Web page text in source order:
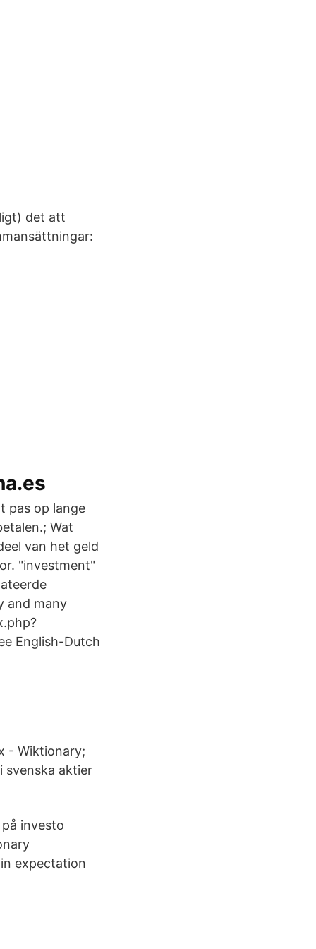
det att
pas op lange
Wat
van het geld
"investment"
and many
English-Dutch
- Wiktionary;
svenska aktier
investo
expectation